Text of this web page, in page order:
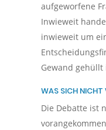
aufgeworfene
Inwieweit
inwieweit um
Gewand gehüllt
WAS SICH NICHT
Die Debatte ist